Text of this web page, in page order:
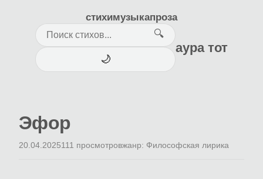
стихимузыкапроза
🔍
🌙
аура тот
Эфор
20.04.2025111 просмотровжанр: Философская лирика